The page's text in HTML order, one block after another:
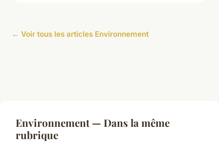
← Voir tous les articles Environnement
Environnement — Dans la même
rubrique